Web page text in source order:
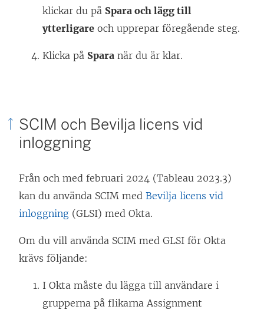
e
n
n
i
e
t
t
t
klickar du på Spara och lägg till
ytterligare och upprepar föregående steg.
Klicka på Spara när du är klar.
SCIM och Bevilja licens vid
inloggning
Från och med februari 2024 (Tableau 2023.3)
kan du använda SCIM med Bevilja licens vid
inloggning (GLSI) med Okta.
Om du vill använda SCIM med GLSI för Okta
krävs följande:
I Okta måste du lägga till användare i
grupperna på flikarna Assignment